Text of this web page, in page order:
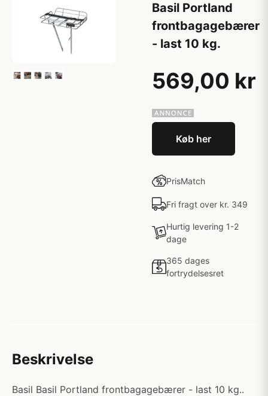
Basil Portland
frontbagagebærer
- last 10 kg.
569,00 kr
Køb her
PrisMatch
Fri fragt over kr. 349
Hurtig levering 1-2
dage
365 dages
fortrydelsesret
Beskrivelse
Basil Basil Portland frontbagagebærer - last 10 kg..